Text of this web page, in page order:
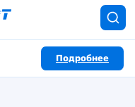
Подробнее